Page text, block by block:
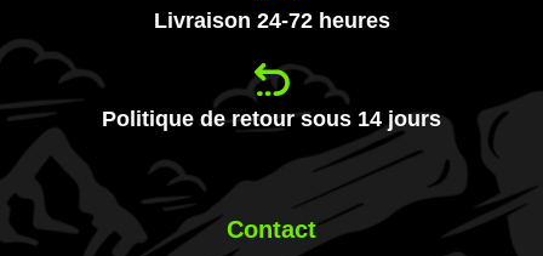
Livraison 24-72 heures
Politique de retour sous 14 jours
Contact